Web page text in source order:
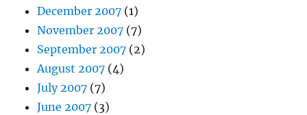
December 2007 (1)
November 2007 (7)
September 2007 (2)
August 2007 (4)
July 2007 (7)
June 2007 (3)